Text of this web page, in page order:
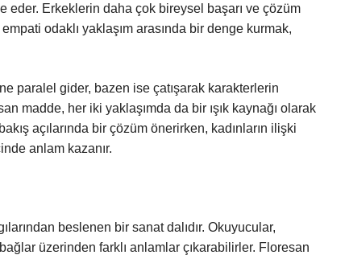
eder. Erkeklerin daha çok bireysel başarı ve çözüm
odaklı yaklaşım arasında bir denge kurmak,
paralel gider, bazen ise çatışarak karakterlerin
madde, her iki yaklaşımda da bir ışık kaynağı olarak
açılarında bir çözüm önerirken, kadınların ilişki
anlam kazanır.
beslenen bir sanat dalıdır. Okuyucular,
üzerinden farklı anlamlar çıkarabilirler. Floresan